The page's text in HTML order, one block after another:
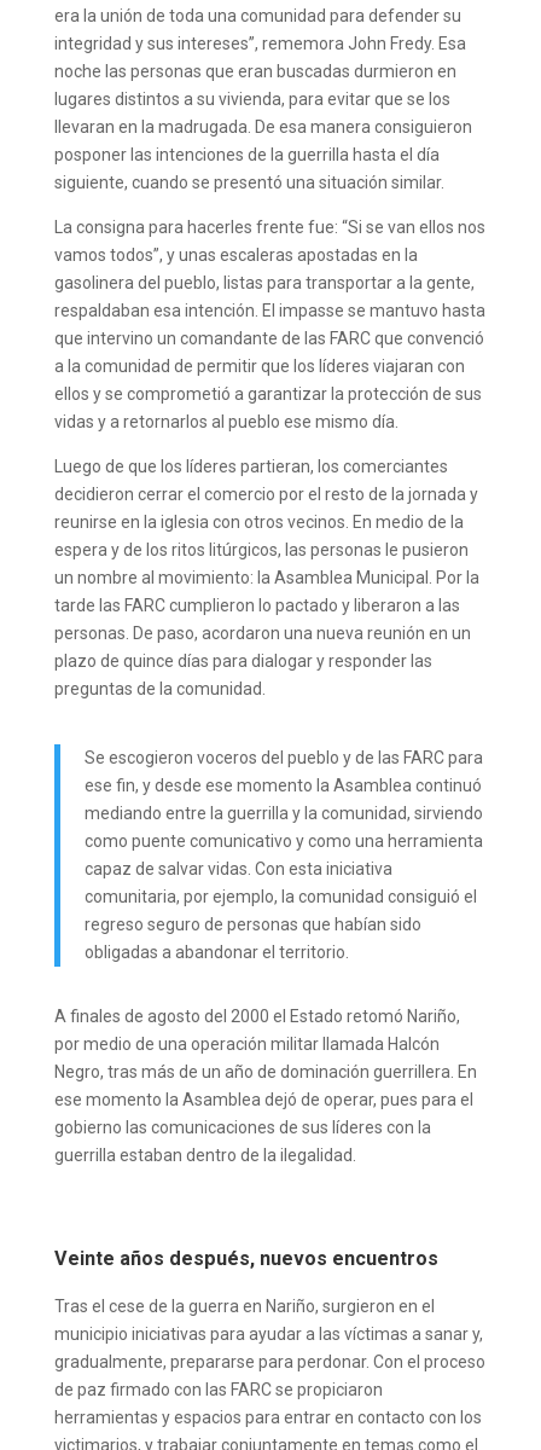
era la unión de toda una comunidad para defender su
integridad y sus intereses”, rememora John Fredy. Esa
noche las personas que eran buscadas durmieron en
lugares distintos a su vivienda, para evitar que se los
llevaran en la madrugada. De esa manera consiguieron
posponer las intenciones de la guerrilla hasta el día
siguiente, cuando se presentó una situación similar.
La consigna para hacerles frente fue: “Si se van ellos nos
vamos todos”, y unas escaleras apostadas en la
gasolinera del pueblo, listas para transportar a la gente,
respaldaban esa intención. El impasse se mantuvo hasta
que intervino un comandante de las FARC que convenció
a la comunidad de permitir que los líderes viajaran con
ellos y se comprometió a garantizar la protección de sus
vidas y a retornarlos al pueblo ese mismo día.
Luego de que los líderes partieran, los comerciantes
decidieron cerrar el comercio por el resto de la jornada y
reunirse en la iglesia con otros vecinos. En medio de la
espera y de los ritos litúrgicos, las personas le pusieron
un nombre al movimiento: la Asamblea Municipal. Por la
tarde las FARC cumplieron lo pactado y liberaron a las
personas. De paso, acordaron una nueva reunión en un
plazo de quince días para dialogar y responder las
preguntas de la comunidad.
Se escogieron voceros del pueblo y de las FARC para
ese fin, y desde ese momento la Asamblea continuó
mediando entre la guerrilla y la comunidad, sirviendo
como puente comunicativo y como una herramienta
capaz de salvar vidas. Con esta iniciativa
comunitaria, por ejemplo, la comunidad consiguió el
regreso seguro de personas que habían sido
obligadas a abandonar el territorio.
A finales de agosto del 2000 el Estado retomó Nariño,
por medio de una operación militar llamada Halcón
Negro, tras más de un año de dominación guerrillera. En
ese momento la Asamblea dejó de operar, pues para el
gobierno las comunicaciones de sus líderes con la
guerrilla estaban dentro de la ilegalidad.
Veinte años después, nuevos encuentros
Tras el cese de la guerra en Nariño, surgieron en el
municipio iniciativas para ayudar a las víctimas a sanar y,
gradualmente, prepararse para perdonar. Con el proceso
de paz firmado con las FARC se propiciaron
herramientas y espacios para entrar en contacto con los
victimarios, y trabajar conjuntamente en temas como el